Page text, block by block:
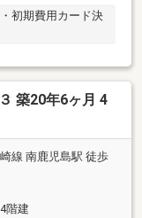
初期費用カード決
築20年6ヶ月 4
崎線 南鹿児島駅 徒歩
階建